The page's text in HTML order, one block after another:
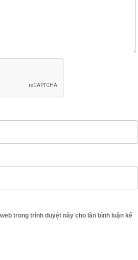
trong trình duyệt này cho lần bình luận kế